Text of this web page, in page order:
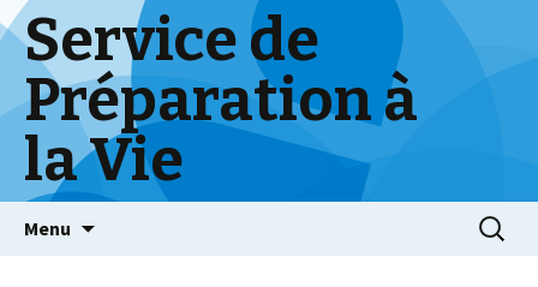
Service de
Préparation à
la Vie
Menu